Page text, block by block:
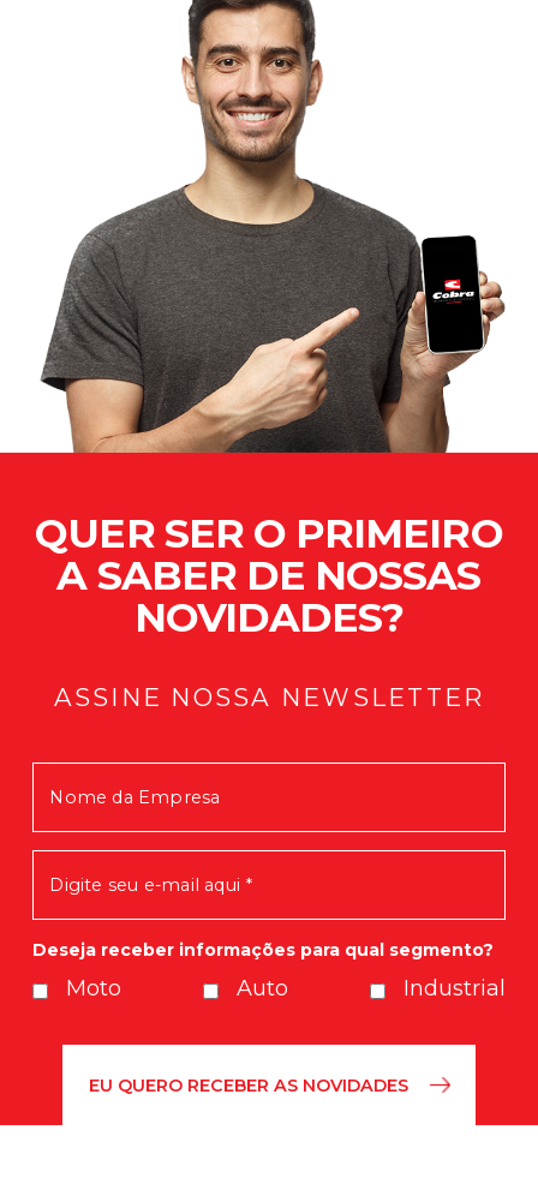
QUER SER O PRIMEIRO
A SABER DE NOSSAS
NOVIDADES?
ASSINE NOSSA NEWSLETTER
Deseja receber informações para qual segmento?
Moto Auto Industrial
Mensagem enviada com Sucesso!
Em breve você receberá nossas
novidades.